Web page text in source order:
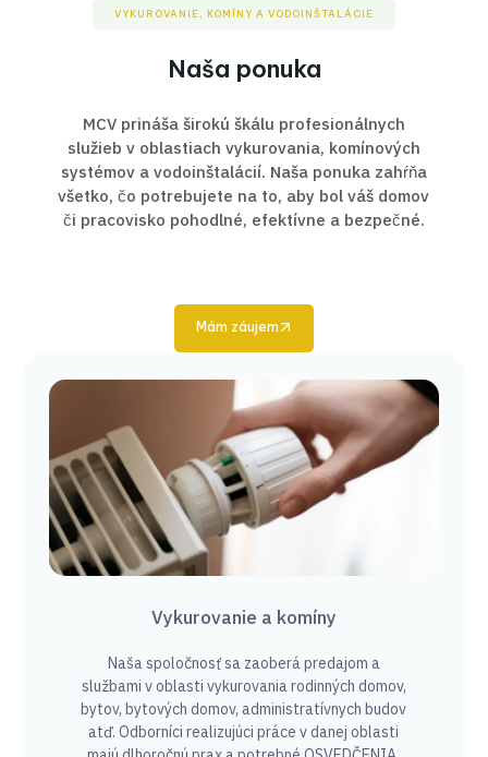
VYKUROVANIE, KOMÍNY A VODOINŠTALÁCIE
Naša ponuka
MCV prináša širokú škálu profesionálnych
služieb v oblastiach vykurovania, komínových
systémov a vodoinštalácií. Naša ponuka zahŕňa
všetko, čo potrebujete na to, aby bol váš domov
či pracovisko pohodlné, efektívne a bezpečné.
Mám záujem
Vykurovanie a komíny
Naša spoločnosť sa zaoberá predajom a
službami v oblasti vykurovania rodinných domov,
bytov, bytových domov, administratívnych budov
atď. Odborníci realizujúci práce v danej oblasti